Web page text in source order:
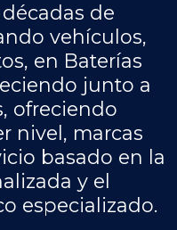
de
vehículos,
en Baterías
junto a
ofreciendo
nivel, marcas
basado en la
y el
especializado.